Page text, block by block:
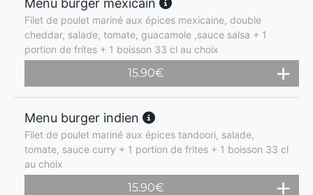
Menu burger mexicain
Filet de poulet mariné aux épices mexicaine, double
cheddar, salade, tomate, guacamole ,sauce salsa + 1
portion de frites + 1 boisson 33 cl au choix
15.90€
Menu burger indien
Filet de poulet mariné aux épices tandoori, salade,
tomate, sauce curry + 1 portion de frites + 1 boisson 33 cl
au choix
15.90€